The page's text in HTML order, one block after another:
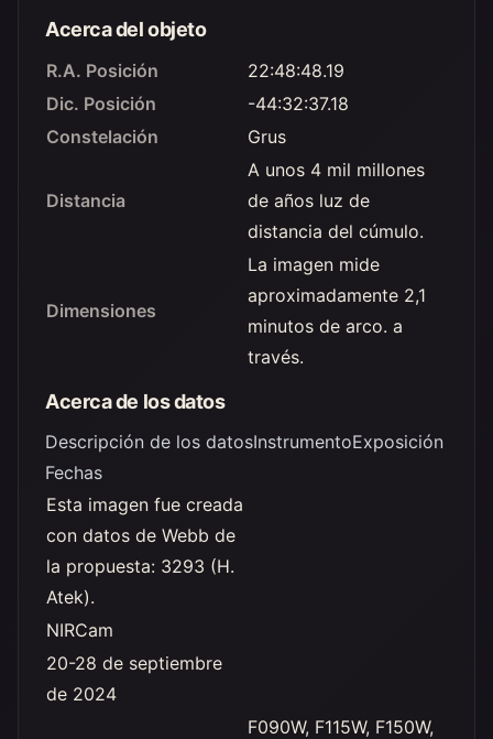
Acerca del objeto
R.A. Posición
22:48:48.19
Dic. Posición
-44:32:37.18
Constelación
Grus
Distancia
A unos 4 mil millones
de años luz de
distancia del cúmulo.
Dimensiones
La imagen mide
aproximadamente 2,1
minutos de arco. a
través.
Acerca de los datos
Descripción de los datosInstrumentoExposición
Fechas
Esta imagen fue creada
con datos de Webb de
la propuesta: 3293 (H.
Atek).
NIRCam
20-28 de septiembre
de 2024
F090W, F115W, F150W,